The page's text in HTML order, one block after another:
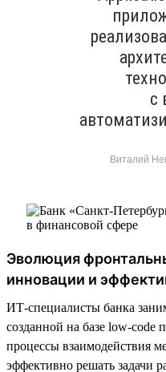
с
Виталий
Эволюция
инновации и
ИТ-специалисты банка
созданной на базе low-
процессы взаимодействия
эффективно решать задачи